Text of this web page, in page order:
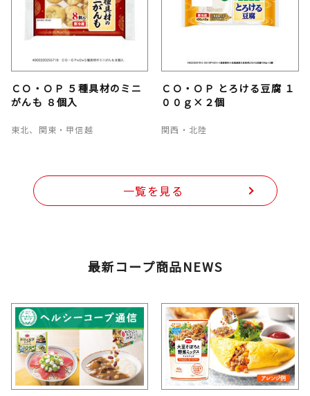
ＣＯ・ＯＰ ５種具材のミニ
がんも ８個入
東北、関東・甲信越
ＣＯ・ＯＰ とろける豆腐 １
００ｇ×２個
関西・北陸
一覧を見る
最新コープ商品NEWS